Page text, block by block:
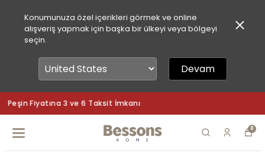
Konumunuza özel içerikleri görmek ve online
alışveriş yapmak için başka bir ülkeyi veya bölgeyi
seçin.
Devam
Peşin Fiyatına 3 ve 6 Taksit İmkanı
0